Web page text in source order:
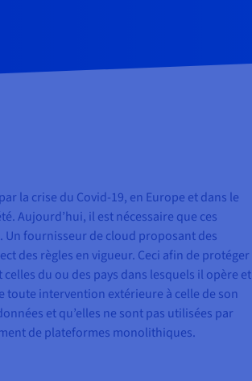
la crise du Covid-19, en Europe et dans le
Aujourd’hui, il est nécessaire que ces
fournisseur de cloud proposant des
des règles en vigueur. Ceci afin de protéger
du ou des pays dans lesquels il opère et
toute intervention extérieure à celle de son
et qu’elles ne sont pas utilisées par
de plateformes monolithiques.